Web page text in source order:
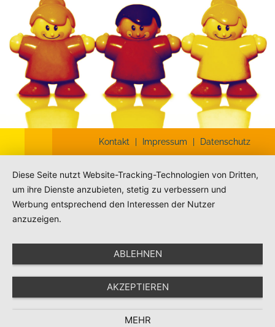
Kontakt Impressum Datenschutz
Diese Seite nutzt Website-Tracking-Technologien von Dritten,
um ihre Dienste anzubieten, stetig zu verbessern und
Werbung entsprechend den Interessen der Nutzer
anzuzeigen.
ABLEHNEN
AKZEPTIEREN
MEHR